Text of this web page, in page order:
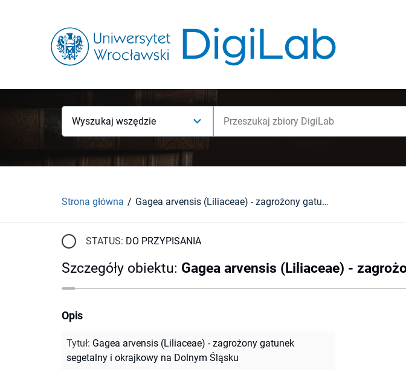
Wyszukaj wszędzie
Strona główna Gagea arvensis (Liliaceae) - zagrożony gatunek segetalny i okrajkowy na Dolnym Śląsku
STATUS: DO PRZYPISANIA
Szczegóły obiektu: Gagea arvensis (Liliaceae) -
Opis
Tytuł: Gagea arvensis (Liliaceae) - zagrożony gatunek
segetalny i okrajkowy na Dolnym Śląsku